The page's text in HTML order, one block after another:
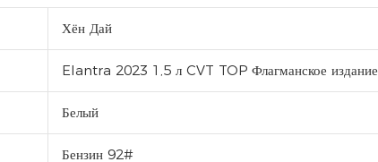
Хён Дай
Elantra 2023 1,5 л CVT TOP Флагманское издание
Белый
Бензин 92#